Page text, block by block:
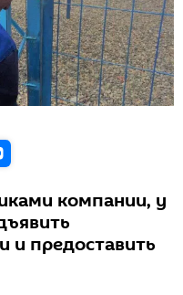
компании, у
и предоставить